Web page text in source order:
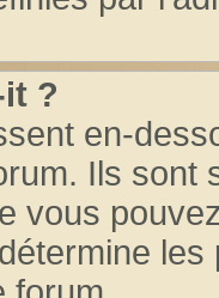
?
en-
Ils
vous